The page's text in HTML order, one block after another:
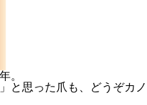
。
と思った爪も、どうぞカノ